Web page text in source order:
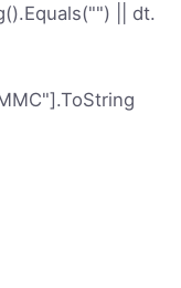
|| dt.